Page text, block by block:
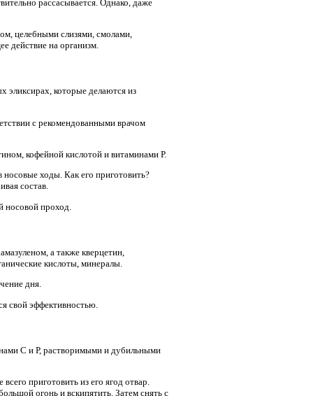
рассасывается. Однако, даже
целебными слизями, смолами,
действие на организм.
эликсирах, которые делаются из
с рекомендованными врачом
кофейной кислотой и витаминами Р.
носовые ходы. Как его приготовить?
состав.
носовой проход.
а также кверцетин,
кислоты, минералы.
дня.
свой эффективностью.
С и Р, растворимыми и дубильными
приготовить из его ягод отвар.
огонь и вскипятить. Затем снять с